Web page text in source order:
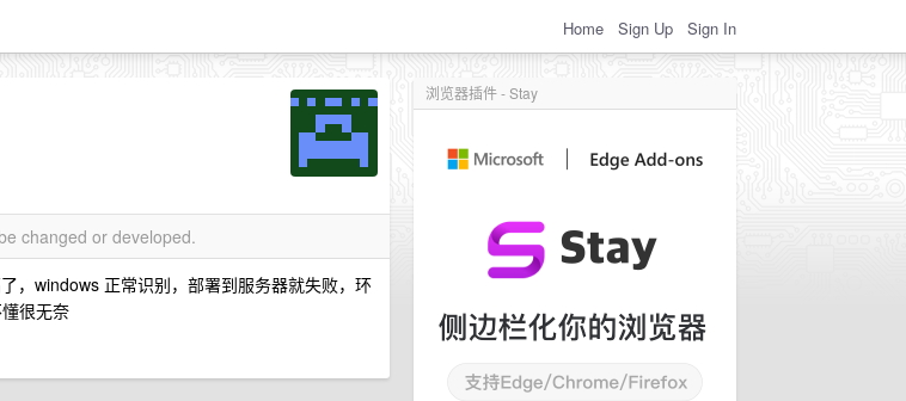
Home Sign Up Sign In
浏览器插件 - Stay
changed or developed.
，windows 正常识别，部署到服务器就失败，环
很无奈